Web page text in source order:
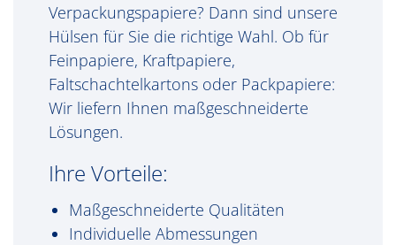
Verpackungspapiere? Dann sind unsere
Hülsen für Sie die richtige Wahl. Ob für
Feinpapiere, Kraftpapiere,
Faltschachtelkartons oder Packpapiere:
Wir liefern Ihnen maßgeschneiderte
Lösungen.
Ihre Vorteile:
Maßgeschneiderte Qualitäten
Individuelle Abmessungen